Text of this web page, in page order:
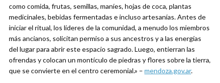
como comida, frutas, semillas, maníes, hojas de coca, plantas
medicinales, bebidas fermentadas e incluso artesanías. Antes de
iniciar el ritual, los líderes de la comunidad, a menudo los miembros
más ancianos, solicitan permiso a sus ancestros y a las energías
del lugar para abrir este espacio sagrado. Luego, entierran las
ofrendas y colocan un montículo de piedras y flores sobre la tierra,
que se convierte en el centro ceremonial.» – mendoza.gov.ar.